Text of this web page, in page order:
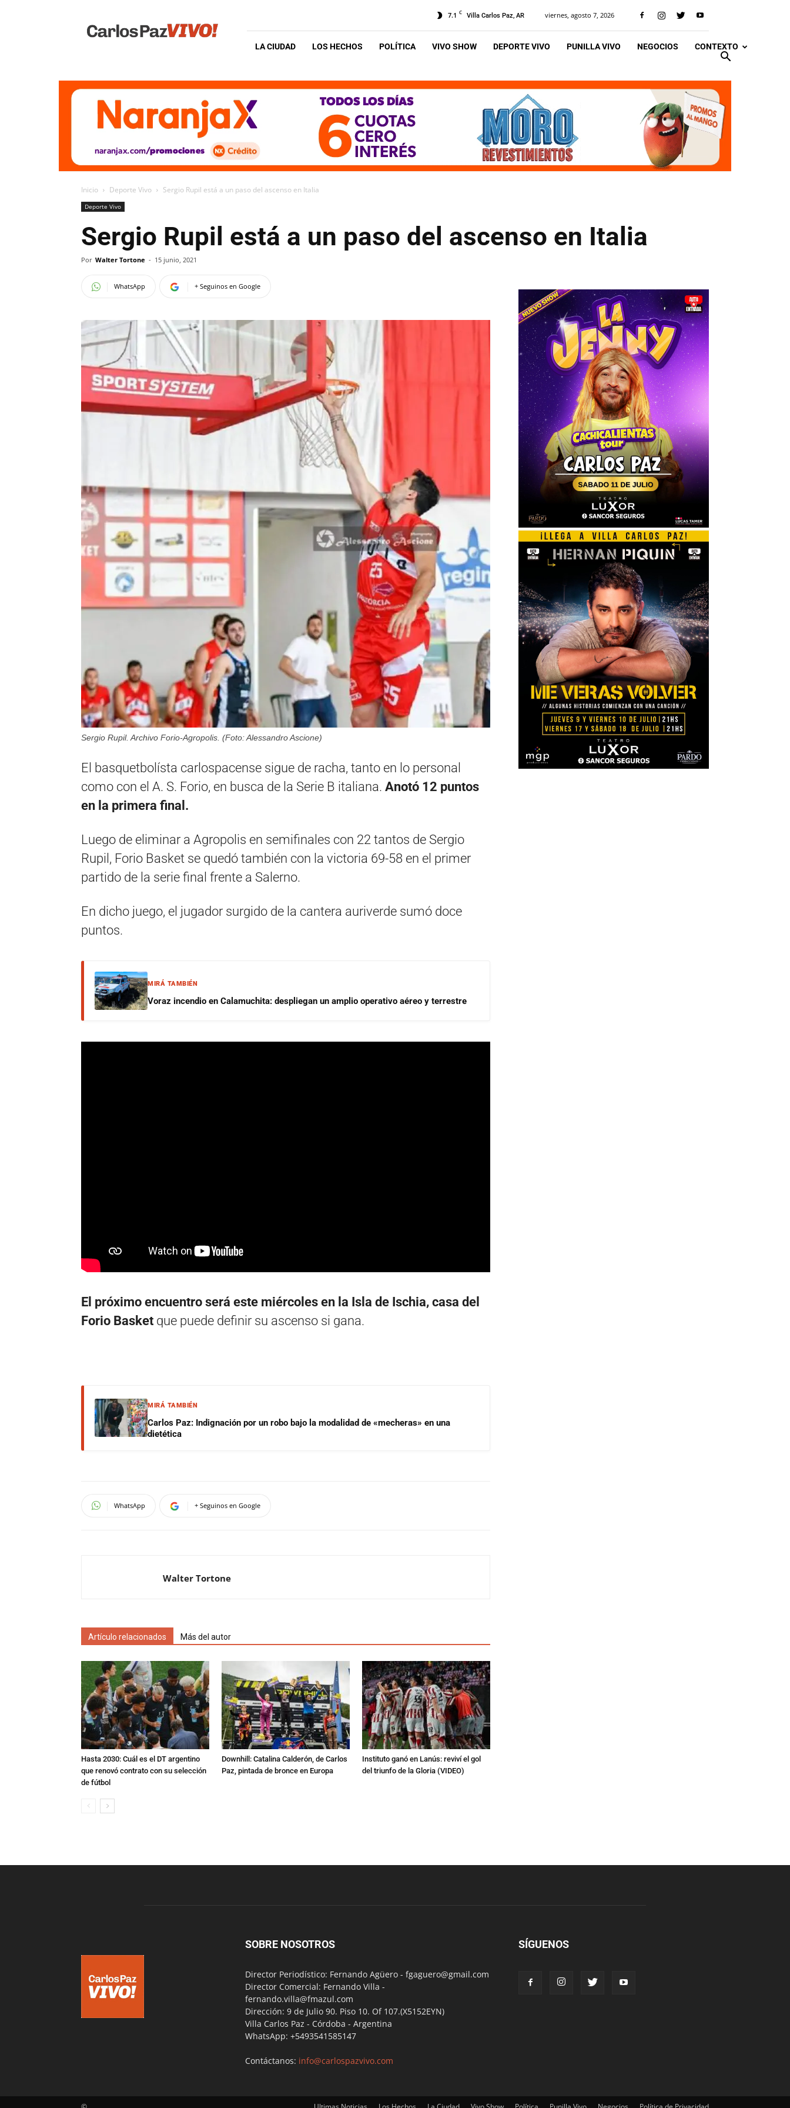
Vivo
7.1 C Villa Carlos Paz, AR viernes, agosto 7, 2026
LA CIUDAD LOS HECHOS POLÍTICA VIVO SHOW DEPORTE VIVO PUNILLA VIVO NEGOCIOS CONTEXTO
Inicio Deporte Vivo Sergio Rupil está a un paso del ascenso en Italia
Deporte Vivo
Sergio Rupil está a un paso del ascenso en Italia
Por Walter Tortone - 15 junio, 2021
WhatsApp + Seguinos en Google
Sergio Rupil. Archivo Forio-Agropolis. (Foto: Alessandro Ascione)
El basquetbolísta carlospacense sigue de racha, tanto en lo personal
como con el A. S. Forio, en busca de la Serie B italiana. Anotó 12 puntos
en la primera final.
Luego de eliminar a Agropolis en semifinales con 22 tantos de Sergio
Rupil, Forio Basket se quedó también con la victoria 69-58 en el primer
partido de la serie final frente a Salerno.
En dicho juego, el jugador surgido de la cantera auriverde sumó doce
puntos.
MIRÁ TAMBIÉN
Voraz incendio en Calamuchita: despliegan un amplio operativo aéreo y terrestre
El próximo encuentro será este miércoles en la Isla de Ischia, casa del
Forio Basket que puede definir su ascenso si gana.
MIRÁ TAMBIÉN
Carlos Paz: Indignación por un robo bajo la modalidad de «mecheras» en una
dietética
WhatsApp + Seguinos en Google
Walter Tortone
Artículo relacionados Más del autor
Hasta 2030: Cuál es el DT argentino
que renovó contrato con su selección
de fútbol
Downhill: Catalina Calderón, de Carlos
Paz, pintada de bronce en Europa
Instituto ganó en Lanús: reviví el gol
del triunfo de la Gloria (VIDEO)
SOBRE NOSOTROS
Director Periodístico: Fernando Agüero - fgaguero@gmail.com
Director Comercial: Fernando Villa -
fernando.villa@fmazul.com
Dirección: 9 de Julio 90. Piso 10. Of 107.(X5152EYN)
Villa Carlos Paz - Córdoba - Argentina
WhatsApp: +5493541585147
Contáctanos: info@carlospazvivo.com
SÍGUENOS